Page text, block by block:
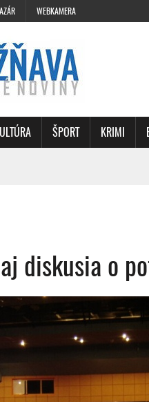
WEBKAMERA
ŠPORT KRIMI
diskusia o